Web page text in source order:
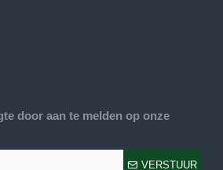
door aan te melden op onze
VERSTUUR